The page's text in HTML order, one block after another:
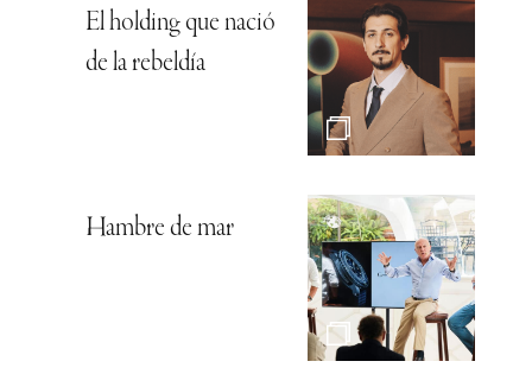
El holding que nació
de la rebeldía
Hambre de mar